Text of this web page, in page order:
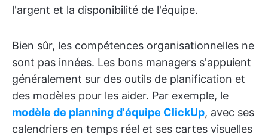
l'argent et la disponibilité de l'équipe.
Bien sûr, les compétences organisationnelles ne
sont pas innées. Les bons managers s'appuient
généralement sur des outils de planification et
des modèles pour les aider. Par exemple, le
modèle de planning d'équipe ClickUp, avec ses
calendriers en temps réel et ses cartes visuelles